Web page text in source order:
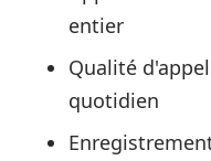
entier
Qualité
quotidien